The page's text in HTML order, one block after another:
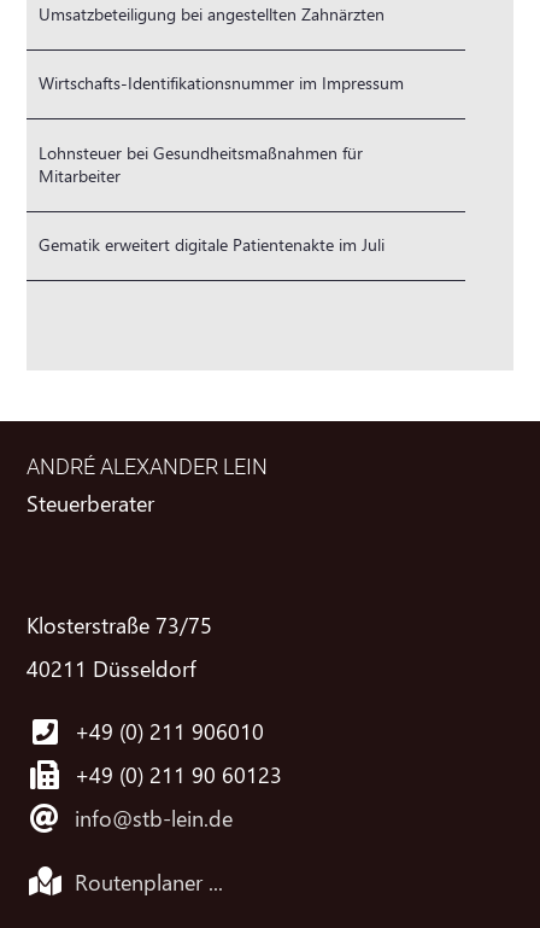
Umsatzbeteiligung bei angestellten Zahnärzten
Wirtschafts-Identifikationsnummer im Impressum
Lohnsteuer bei Gesundheitsmaßnahmen für
Mitarbeiter
Gematik erweitert digitale Patientenakte im Juli
ANDRÉ ALEXANDER LEIN
Steuerberater
Klosterstraße 73/75
40211 Düsseldorf
+49 (0) 211 906010
+49 (0) 211 90 60123
info@stb-lein.de
Routenplaner ...